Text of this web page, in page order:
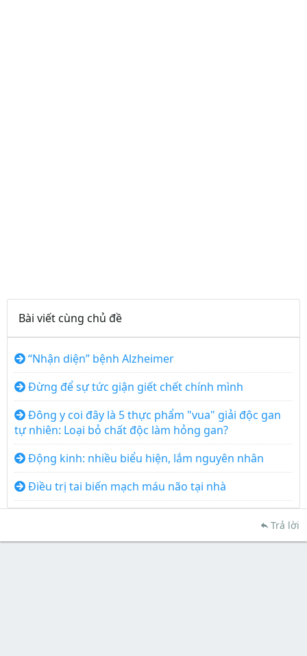
Bài viết cùng chủ đề
“Nhận diện” bệnh Alzheimer
Đừng để sự tức giận giết chết chính mình
Đông y coi đây là 5 thực phẩm "vua" giải độc gan
tự nhiên: Loại bỏ chất độc làm hỏng gan?
Động kinh: nhiều biểu hiện, lắm nguyên nhân
Điều trị tai biến mạch máu não tại nhà
Trả lời